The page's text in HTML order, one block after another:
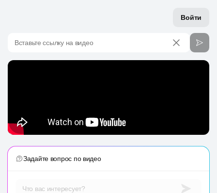
Войти
Вставьте ссылку на видео
Задайте вопрос по видео
Что вас интересует?